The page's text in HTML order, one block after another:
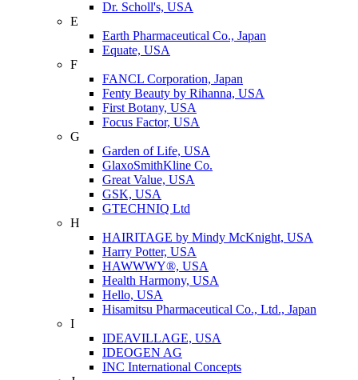
Dr. Scholl's, USA
E
Earth Pharmaceutical Co., Japan
Equate, USA
F
FANCL Corporation, Japan
Fenty Beauty by Rihanna, USA
First Botany, USA
Focus Factor, USA
G
Garden of Life, USA
GlaxoSmithKline Co.
Great Value, USA
GSK, USA
GTECHNIQ Ltd
H
HAIRITAGE by Mindy McKnight, USA
Harry Potter, USA
HAWWWY®, USA
Health Harmony, USA
Hello, USA
Hisamitsu Pharmaceutical Co., Ltd., Japan
I
IDEAVILLAGE, USA
IDEOGEN AG
INC International Concepts